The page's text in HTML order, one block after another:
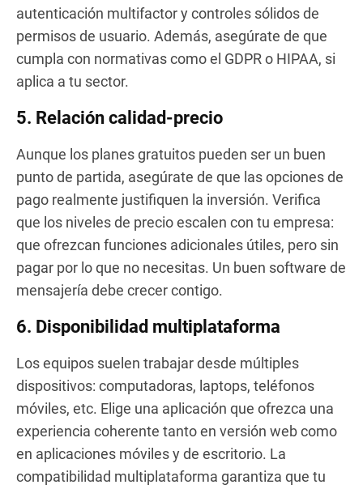
autenticación multifactor y controles sólidos de
permisos de usuario. Además, asegúrate de que
cumpla con normativas como el GDPR o HIPAA, si
aplica a tu sector.
5. Relación calidad-precio
Aunque los planes gratuitos pueden ser un buen
punto de partida, asegúrate de que las opciones de
pago realmente justifiquen la inversión. Verifica
que los niveles de precio escalen con tu empresa:
que ofrezcan funciones adicionales útiles, pero sin
pagar por lo que no necesitas. Un buen software de
mensajería debe crecer contigo.
6. Disponibilidad multiplataforma
Los equipos suelen trabajar desde múltiples
dispositivos: computadoras, laptops, teléfonos
móviles, etc. Elige una aplicación que ofrezca una
experiencia coherente tanto en versión web como
en aplicaciones móviles y de escritorio. La
compatibilidad multiplataforma garantiza que tu